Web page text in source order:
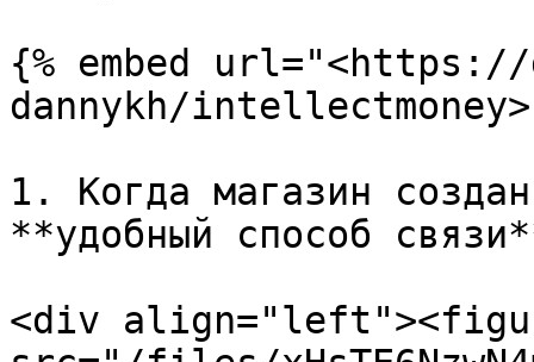
{% embed
dannykh/
1. Когда магазин
**удобный способ
<div